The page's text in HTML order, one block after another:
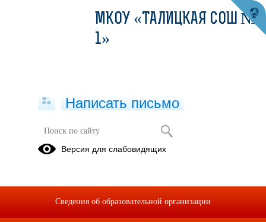
Информация для родителей
МКОУ «ТАЛИЦКАЯ СОШ №
1»
Написать письмо
Версия для слабовидящих
Сведения об образовательной организации